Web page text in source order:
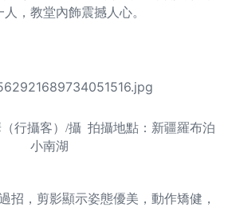
，教堂內飾震撼人心。
（行攝客）/攝 拍攝地點：新疆羅布泊
小南湖
招，剪影顯示姿態優美，動作矯健，